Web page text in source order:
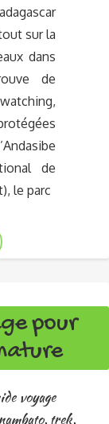
sur la
dans
de
de
le parc
pour
voyage
, trek,